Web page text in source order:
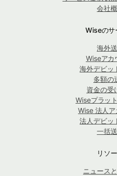
会社
Wiseのサ
海外
Wiseアカ
海外デビッ
多額の
資金の受
Wiseプラッ
Wise 法人ア
法人デビッ
一括
リソ
ニュース